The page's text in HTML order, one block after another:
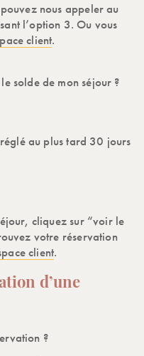
nous appeler au
l’option 3. Ou vous
client.
solde de mon séjour ?
au plus tard 30 jours
cliquez sur “voir le
votre réservation
client.
d’une
?